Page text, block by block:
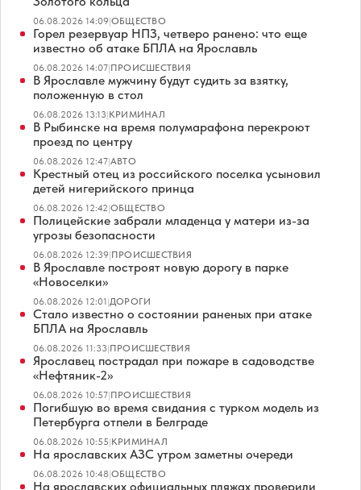
06.08.2026 14:09|ОБЩЕСТВО
Горел резервуар НПЗ, четверо ранено: что еще
известно об атаке БПЛА на Ярославль
06.08.2026 14:07|ПРОИСШЕСТВИЯ
В Ярославле мужчину будут судить за взятку,
положенную в стол
06.08.2026 13:13|КРИМИНАЛ
В Рыбинске на время полумарафона перекроют
проезд по центру
06.08.2026 12:47|АВТО
Крестный отец из российского поселка усыновил
детей нигерийского принца
06.08.2026 12:42|ОБЩЕСТВО
Полицейские забрали младенца у матери из-за
угрозы безопасности
06.08.2026 12:39|ПРОИСШЕСТВИЯ
В Ярославле построят новую дорогу в парке
«Новоселки»
06.08.2026 12:01|ДОРОГИ
Стало известно о состоянии раненых при атаке
БПЛА на Ярославль
06.08.2026 11:33|ПРОИСШЕСТВИЯ
Ярославец пострадал при пожаре в садоводстве
«Нефтяник-2»
06.08.2026 10:57|ПРОИСШЕСТВИЯ
Погибшую во время свидания с турком модель из
Петербурга отпели в Белграде
06.08.2026 10:55|КРИМИНАЛ
На ярославских АЗС утром заметны очереди
06.08.2026 10:48|ОБЩЕСТВО
На ярославских официальных пляжах проверили